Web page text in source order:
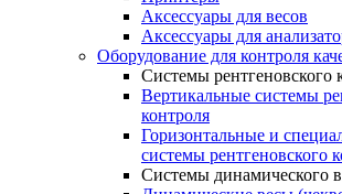
Аксессуары для весов
Аксессуары для
Оборудование для контроля
Системы рентгеновского
Вертикальные системы
контроля
Горизонтальные и
системы рентгеновского
Системы динамического